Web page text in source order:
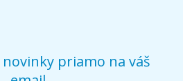
priamo na váš